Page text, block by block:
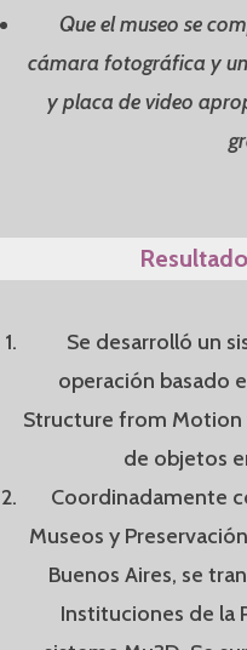
Que el museo se
cámara fotográfica y
y placa de video
Se desarrolló un
operación basado
Structure from Motion
de objetos
Coordinadamente
Museos y
Buenos Aires, se
Instituciones de la